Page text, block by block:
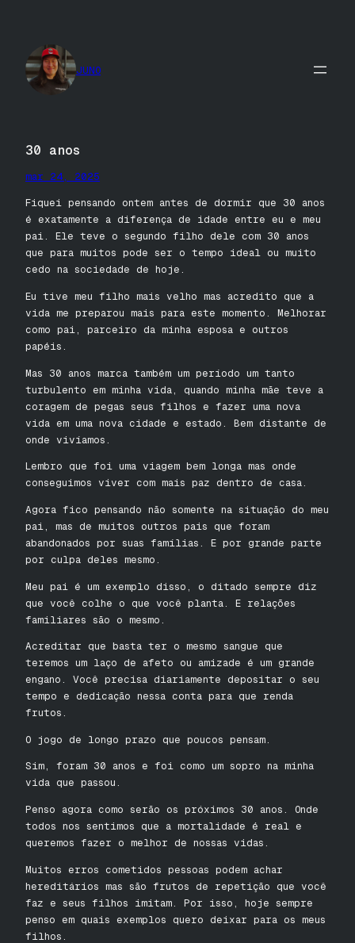
conteúdo
JUNO
30 anos
mar 24, 2025
Fiquei pensando ontem antes de dormir que 30 anos
é exatamente a diferença de idade entre eu e meu
pai. Ele teve o segundo filho dele com 30 anos
que para muitos pode ser o tempo ideal ou muito
cedo na sociedade de hoje.
Eu tive meu filho mais velho mas acredito que a
vida me preparou mais para este momento. Melhorar
como pai, parceiro da minha esposa e outros
papéis.
Mas 30 anos marca também um período um tanto
turbulento em minha vida, quando minha mãe teve a
coragem de pegas seus filhos e fazer uma nova
vida em uma nova cidade e estado. Bem distante de
onde vivíamos.
Lembro que foi uma viagem bem longa mas onde
conseguimos viver com mais paz dentro de casa.
Agora fico pensando não somente na situação do meu
pai, mas de muitos outros pais que foram
abandonados por suas famílias. E por grande parte
por culpa deles mesmo.
Meu pai é um exemplo disso, o ditado sempre diz
que você colhe o que você planta. E relações
familiares são o mesmo.
Acreditar que basta ter o mesmo sangue que
teremos um laço de afeto ou amizade é um grande
engano. Você precisa diariamente depositar o seu
tempo e dedicação nessa conta para que renda
frutos.
O jogo de longo prazo que poucos pensam.
Sim, foram 30 anos e foi como um sopro na minha
vida que passou.
Penso agora como serão os próximos 30 anos. Onde
todos nos sentimos que a mortalidade é real e
queremos fazer o melhor de nossas vidas.
Muitos erros cometidos pessoas podem achar
hereditários mas são frutos de repetição que você
faz e seus filhos imitam. Por isso, hoje sempre
penso em quais exemplos quero deixar para os meus
filhos.